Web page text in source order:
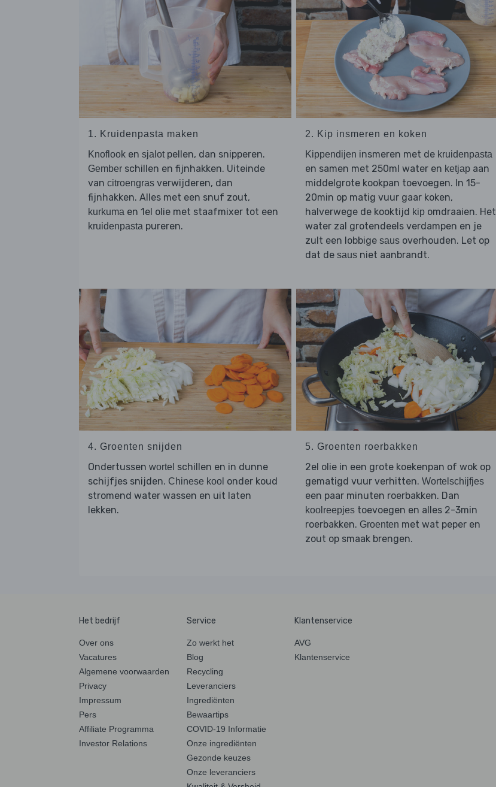
1. Kruidenpasta maken
Knoflook en sjalotpellen, dan snipperen.
Gember schillen en fijnhakken. Uiteinde
van citroengras verwijderen, dan
fijnhakken. Alles met een snuf zout,
kurkuma en 1el olie met staafmixer tot een
kruidenpasta pureren.
2. Kip insmeren en koken
Kippendijen insmeren met de kruidenpasta
en samen met 250ml water en ketjapaan
middelgrote kookpan toevoegen. In 15-
20min op matig vuur gaar koken,
halverwege de kooktijd kipomdraaien. Het
water zal grotendeels verdampen en je
zult een lobbige sausoverhouden. Let op
dat de sausniet aanbrandt.
4. Groenten snijden
Ondertussen wortel schillen en in dunne
schijfjes snijden. Chinese kool onder koud
stromend water wassen en uit laten
lekken.
5. Groenten roerbakken
2el olie in een grote koekenpan of wok op
gematigd vuur verhitten. Wortelschijfjes
een paar minuten roerbakken. Dan
koolreepjestoevoegen en alles 2-3min
roerbakken. Groenten met wat peper en
zout op smaak brengen.
Het bedrijf
Over ons
Vacatures
Algemene voorwaarden
Privacy
Impressum
Pers
Affiliate Programma
Investor Relations
Service
Zo werkt het
Blog
Recycling
Leveranciers
Ingrediënten
Bewaartips
COVID-19 Informatie
Onze ingrediënten
Gezonde keuzes
Onze leveranciers
Klantenservice
AVG
Klantenservice